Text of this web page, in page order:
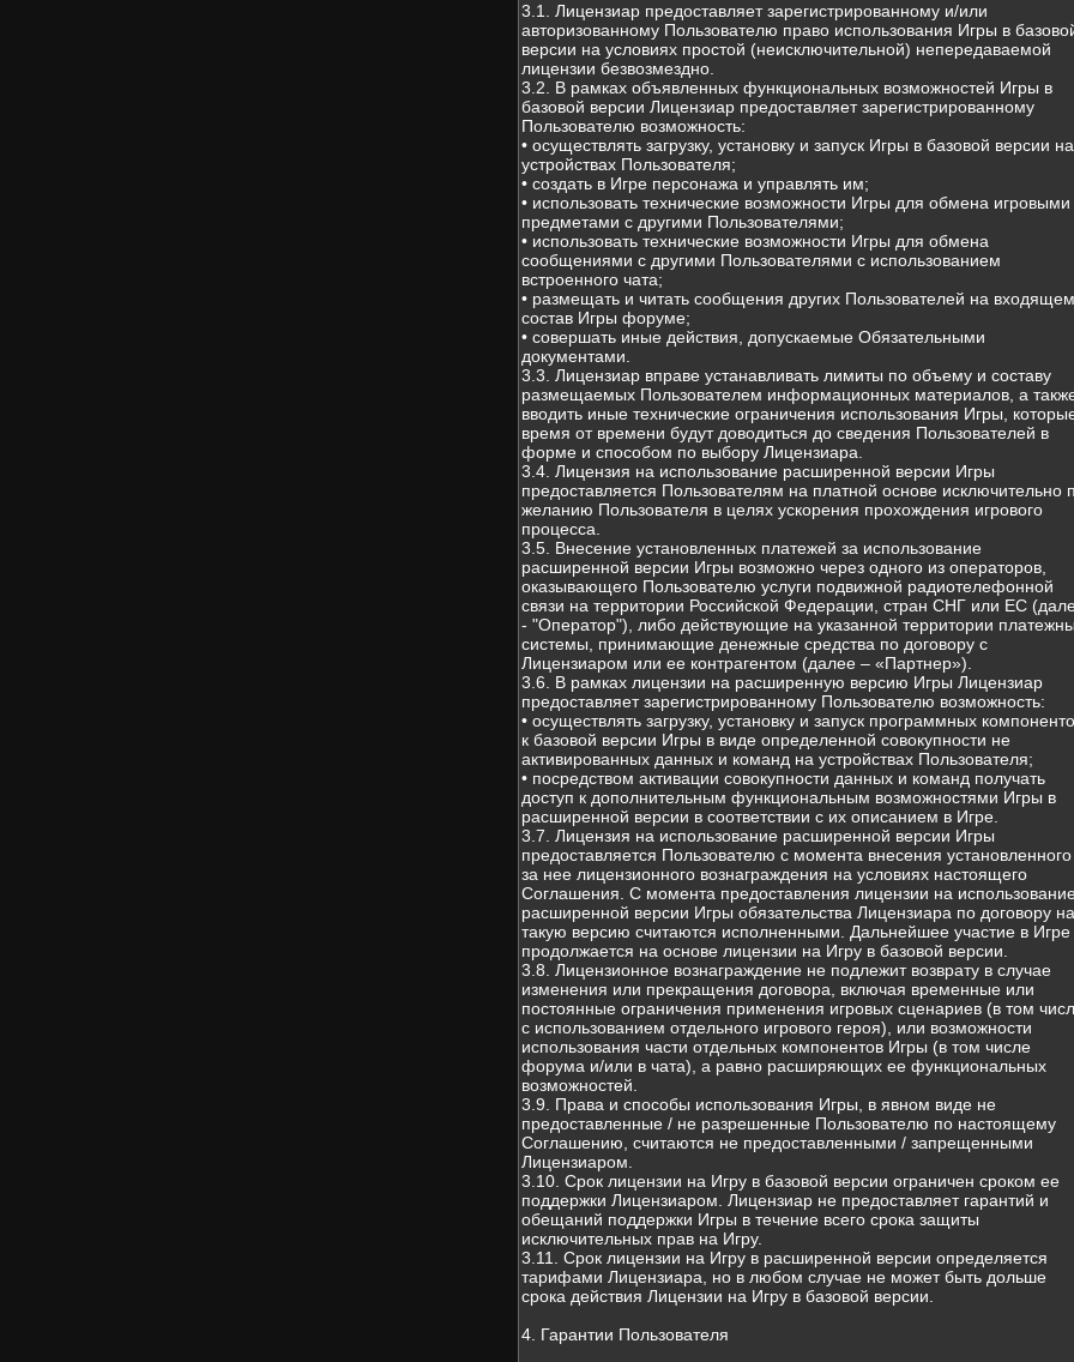
3.1. Лицензиар предоставляет зарегистрированному и/или
авторизованному Пользователю право использования Игры в
версии на условиях простой (неисключительной) непередаваемой
лицензии безвозмездно.
3.2. В рамках объявленных функциональных возможностей Игры в
базовой версии Лицензиар предоставляет зарегистрированному
Пользователю возможность:
• осуществлять загрузку, установку и запуск Игры в базовой версии на
устройствах Пользователя;
• создать в Игре персонажа и управлять им;
• использовать технические возможности Игры для обмена игровыми
предметами с другими Пользователями;
• использовать технические возможности Игры для обмена
сообщениями с другими Пользователями с использованием
встроенного чата;
• размещать и читать сообщения других Пользователей на
состав Игры форуме;
• совершать иные действия, допускаемые Обязательными
документами.
3.3. Лицензиар вправе устанавливать лимиты по объему и составу
размещаемых Пользователем информационных материалов, а
вводить иные технические ограничения использования Игры,
время от времени будут доводиться до сведения Пользователей в
форме и способом по выбору Лицензиара.
3.4. Лицензия на использование расширенной версии Игры
предоставляется Пользователям на платной основе исключительно
желанию Пользователя в целях ускорения прохождения игрового
процесса.
3.5. Внесение установленных платежей за использование
расширенной версии Игры возможно через одного из операторов,
оказывающего Пользователю услуги подвижной радиотелефонной
связи на территории Российской Федерации, стран СНГ или ЕС
- "Оператор"), либо действующие на указанной территории
системы, принимающие денежные средства по договору с
Лицензиаром или ее контрагентом (далее – «Партнер»).
3.6. В рамках лицензии на расширенную версию Игры Лицензиар
предоставляет зарегистрированному Пользователю возможность:
• осуществлять загрузку, установку и запуск программных
к базовой версии Игры в виде определенной совокупности не
активированных данных и команд на устройствах Пользователя;
• посредством активации совокупности данных и команд получать
доступ к дополнительным функциональным возможностями Игры в
расширенной версии в соответствии с их описанием в Игре.
3.7. Лицензия на использование расширенной версии Игры
предоставляется Пользователю с момента внесения установленного
за нее лицензионного вознаграждения на условиях настоящего
Соглашения. С момента предоставления лицензии на
расширенной версии Игры обязательства Лицензиара по договору на
такую версию считаются исполненными. Дальнейшее участие в Игре
продолжается на основе лицензии на Игру в базовой версии.
3.8. Лицензионное вознаграждение не подлежит возврату в случае
изменения или прекращения договора, включая временные или
постоянные ограничения применения игровых сценариев (в том
с использованием отдельного игрового героя), или возможности
использования части отдельных компонентов Игры (в том числе
форума и/или в чата), а равно расширяющих ее функциональных
возможностей.
3.9. Права и способы использования Игры, в явном виде не
предоставленные / не разрешенные Пользователю по настоящему
Соглашению, считаются не предоставленными / запрещенными
Лицензиаром.
3.10. Срок лицензии на Игру в базовой версии ограничен сроком ее
поддержки Лицензиаром. Лицензиар не предоставляет гарантий и
обещаний поддержки Игры в течение всего срока защиты
исключительных прав на Игру.
3.11. Срок лицензии на Игру в расширенной версии определяется
тарифами Лицензиара, но в любом случае не может быть дольше
срока действия Лицензии на Игру в базовой версии.
4. Гарантии Пользователя